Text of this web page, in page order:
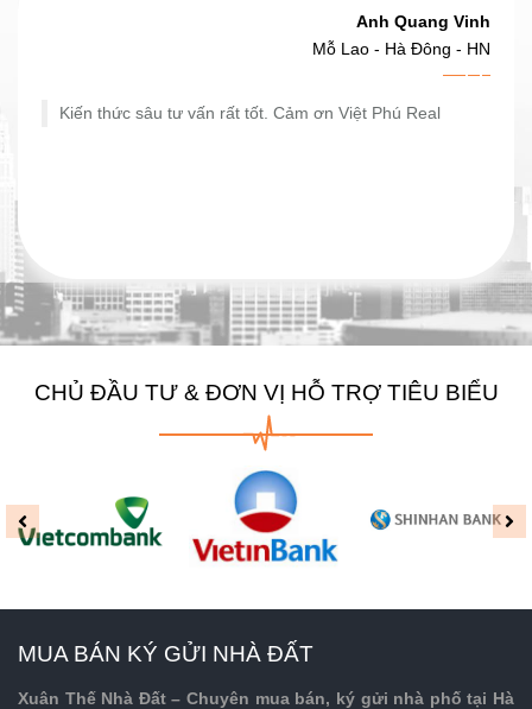
Anh Quang Vinh
Mỗ Lao - Hà Đông - HN
Kiến thức sâu tư vấn rất tốt. Cảm ơn Việt Phú Real
CHỦ ĐẦU TƯ & ĐƠN VỊ HỖ TRỢ TIÊU BIỂU
MUA BÁN KÝ GỬI NHÀ ĐẤT
Xuân Thế Nhà Đất – Chuyên mua bán, ký gửi nhà phố tại Hà